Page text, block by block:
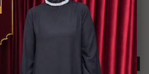
Kapıda Ödeme İmkanı
Çekebilir